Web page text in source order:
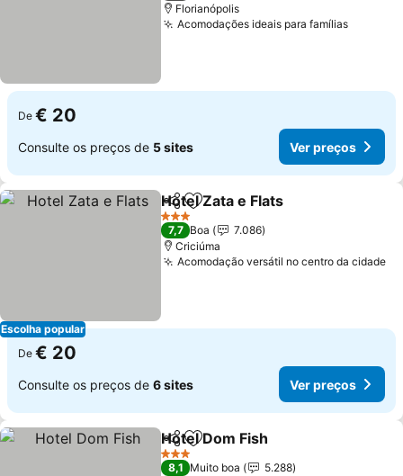
Florianópolis
Acomodações ideais para famíliasVer
De € 20
Consulte os preços de 5 sites Ver preços
Escolha popular
PartilharAdicionar aos favoritos
Hotel Zata e Flats
3 Estrelas
7,7 Boa
7.086
Criciúma
Acomodação versátil no centro da cidade
De € 20
Consulte os preços de 6 sites Ver preços
PartilharAdicionar aos favoritos
Hotel Dom Fish
3 Estrelas
8,1 Muito boa
5.288